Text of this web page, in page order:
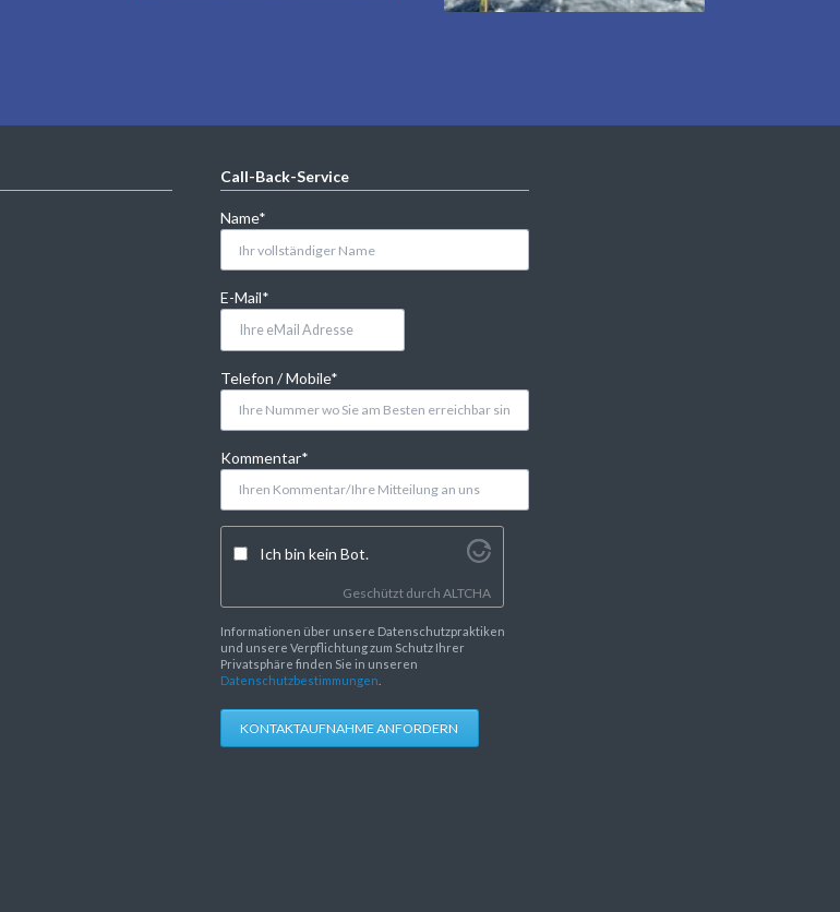
Call-Back-Service
Pflichtfeld
Name*
Pflichtfeld
E-Mail*
Pflichtfeld
Telefon / Mobile*
Pflichtfeld
Kommentar*
Ich bin kein Bot.
Geschützt durch ALTCHA
Informationen über unsere Datenschutzpraktiken
und unsere Verpflichtung zum Schutz Ihrer
Privatsphäre finden Sie in unseren
Datenschutzbestimmungen
KONTAKTAUFNAHME ANFORDERN